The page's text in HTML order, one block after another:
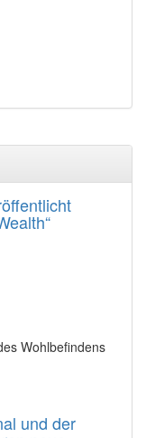
Wohlbefindens
und der